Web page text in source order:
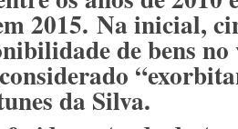
2015. Na inicial,
de bens
da Silva.